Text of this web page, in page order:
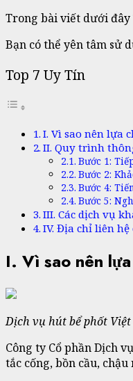
Trong bài viết dưới đây
Bạn có thể yên tâm sử
Top 7 Uy Tín
I. Vì sao nên lựa
II. Quy trình
Bước 1:
Bước 2:
Bước 4:
Bước 5:
III. Các dịch vụ
IV. Địa chỉ liên
I. Vì sao nên
Dịch vụ hút bể phốt
Công ty Cổ phần Dịch
tắc cống, bồn cầu,